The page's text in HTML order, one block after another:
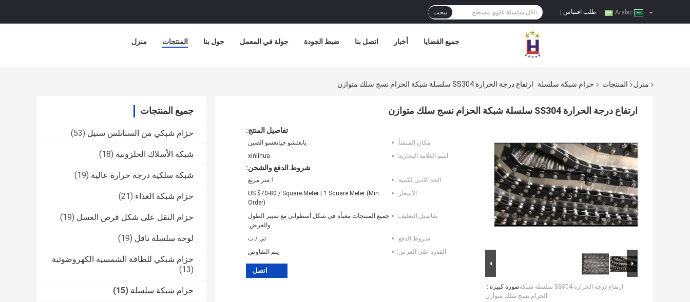
طلب اقتباس يبحث
منزل المنتجات حول بنا جولة في المعمل ضبط الجودة اتصل بنا أخبار جميع القضايا
منزل المنتجات حزام شبكة سلسلة ارتفاع درجة الحرارة SS304 سلسلة شبكة الحزام نسج سلك متوازن
جميع المنتجات
حزام شبكي من الستانلس ستيل (53)
شبكة الأسلاك الحلزونية (18)
شبكة سلكية درجة حرارة عالية (19)
حزام شبكة الغذاء (21)
حزام النقل على شكل قرص العسل (19)
لوحة سلسلة ناقل (19)
حزام شبكي للطاقة الشمسية الكهروضوئية
(13)
حزام شبكة سلسلة (15)
ارتفاع درجة الحرارة SS304 سلسلة شبكة الحزام نسج سلك متوازن
صورة كبيرة :ارتفاع درجة الحرارة SS304 سلسلة شبكة
الحزام نسج سلك متوازن
تفاصيل المنتج:
مكان المنشأ:
يانغتشو جيانغسو الصين
اسم العلامة التجارية:
xinlihua
شروط الدفع والشحن:
الحد الأدنى لكمية:
1 متر مربع
الأسعار:
US $70-80 / Square Meter | 1 Square Meter (Min.
Order)
تفاصيل التغليف:
جميع المنتجات معبأة في شكل أسطواني مع تمييز الطول
والعرض.
شروط الدفع:
تي / ت
القدرة على العرض:
يتم التفاوض
اتصل